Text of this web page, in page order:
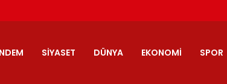
SIYASET DÜNYA EKONOMI SPOR